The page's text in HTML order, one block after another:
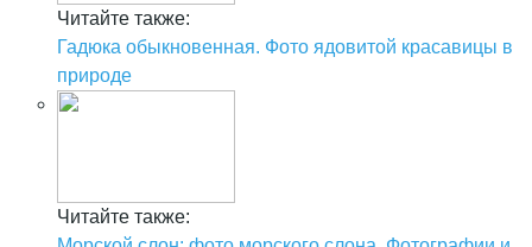
Читайте также:
Гадюка обыкновенная. Фото ядовитой красавицы в
природе
Читайте также: